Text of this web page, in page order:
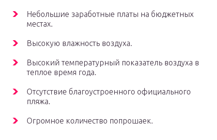
Небольшие заработные платы на бюджетных
местах.
Высокую влажность воздуха.
Высокий температурный показатель воздуха в
теплое время года.
Отсутствие благоустроенного официального
пляжа.
Огромное количество попрошаек.